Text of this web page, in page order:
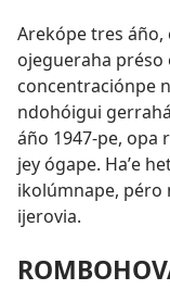
Arekópe tres áño,
ojegueraha préso
concentraciónpe
ndohóigui
áño 1947-pe, opa
jey ógape. Haʼe
ikolúmnape, péro
ijerovia.